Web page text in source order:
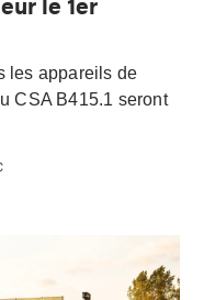
les appareils de
CSA B415.1 seront